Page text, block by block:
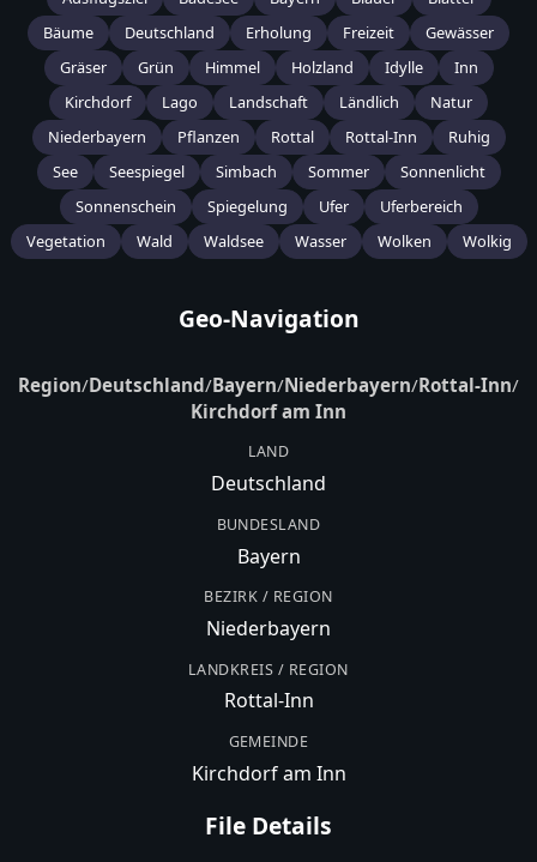
Bäume
Deutschland Erholung Freizeit
Gewässer
Gräser
Grün Himmel Holzland Idylle
Inn
Kirchdorf
Lago Landschaft Ländlich
Natur
Niederbayern
Pflanzen Rottal Rottal-Inn
Ruhig
See
Seespiegel Simbach Sommer
Sonnenlicht
Sonnenschein
Spiegelung Ufer
Uferbereich
Vegetation
Wald Waldsee Wasser Wolken Wolkig
Geo-Navigation
Region/Deutschland/Bayern/Niederbayern/Rottal-Inn/
Kirchdorf am Inn
LAND
Deutschland
BUNDESLAND
Bayern
BEZIRK / REGION
Niederbayern
LANDKREIS / REGION
Rottal-Inn
GEMEINDE
Kirchdorf am Inn
File Details